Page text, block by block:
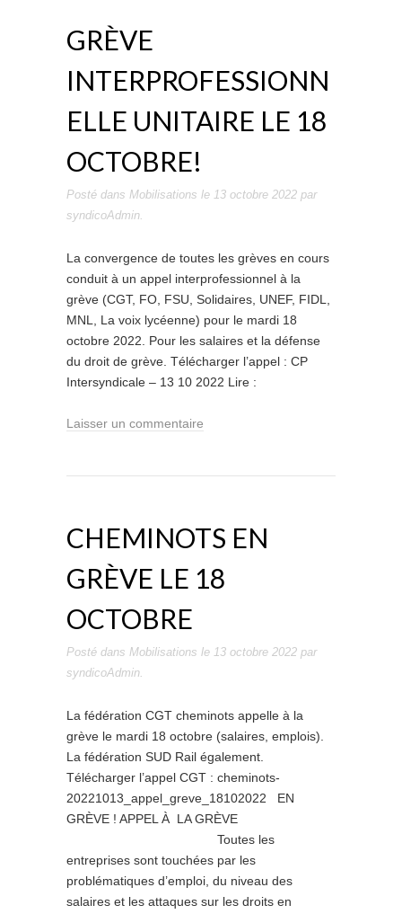
GRÈVE
INTERPROFESSIONN
ELLE UNITAIRE LE 18
OCTOBRE!
Posté dans Mobilisations le 13 octobre 2022 par
syndicoAdmin.
La convergence de toutes les grèves en cours
conduit à un appel interprofessionnel à la
grève (CGT, FO, FSU, Solidaires, UNEF, FIDL,
MNL, La voix lycéenne) pour le mardi 18
octobre 2022. Pour les salaires et la défense
du droit de grève. Télécharger l’appel : CP
Intersyndicale – 13 10 2022 Lire :
Laisser un commentaire
CHEMINOTS EN
GRÈVE LE 18
OCTOBRE
Posté dans Mobilisations le 13 octobre 2022 par
syndicoAdmin.
La fédération CGT cheminots appelle à la
grève le mardi 18 octobre (salaires, emplois).
La fédération SUD Rail également.
Télécharger l’appel CGT : cheminots-
20221013_appel_greve_18102022 EN
GRÈVE ! APPEL À LA GRÈVE
Toutes les
entreprises sont touchées par les
problématiques d’emploi, du niveau des
salaires et les attaques sur les droits en